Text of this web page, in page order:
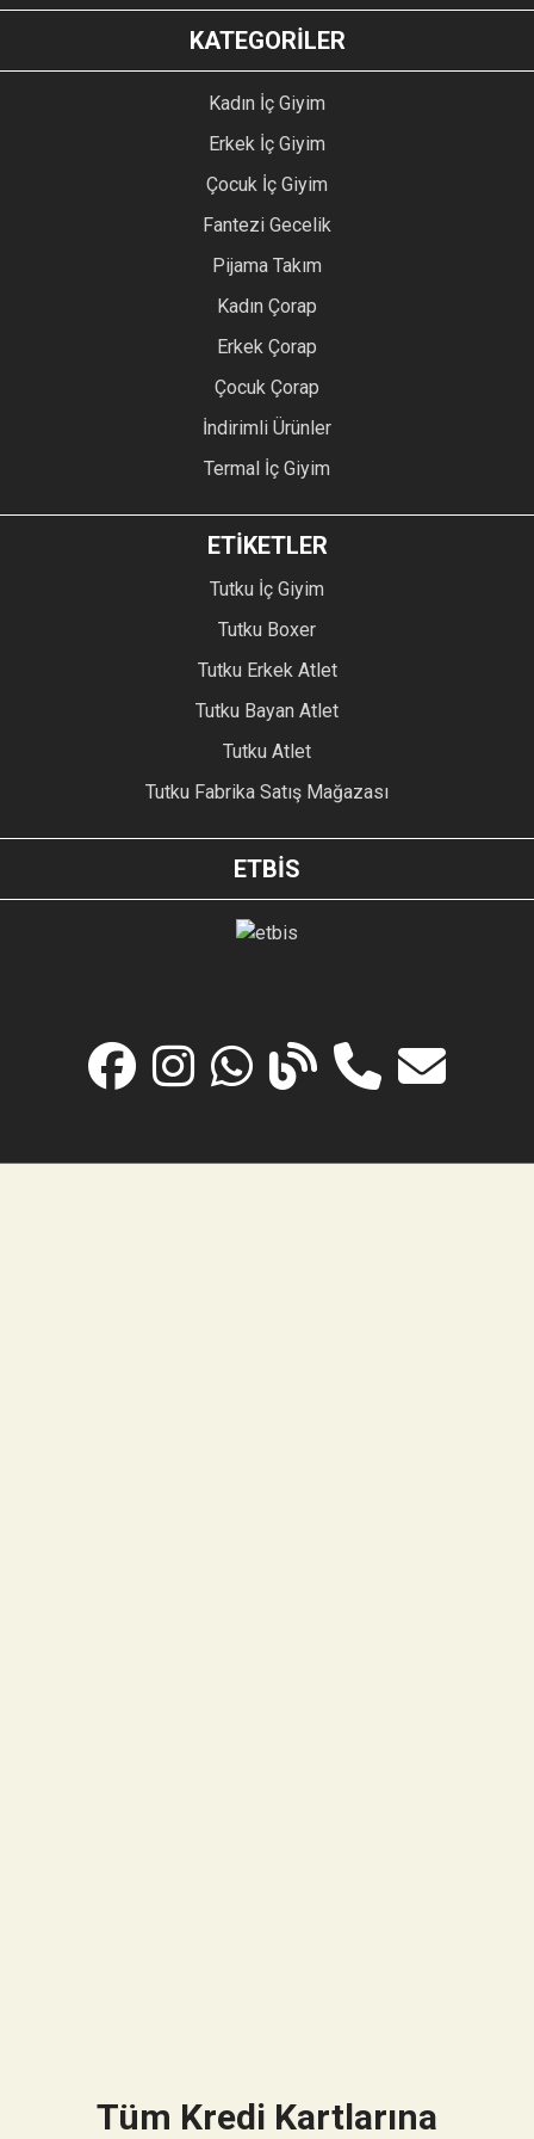
KATEGORİLER
Kadın İç Giyim
Erkek İç Giyim
Çocuk İç Giyim
Fantezi Gecelik
Pijama Takım
Kadın Çorap
Erkek Çorap
Çocuk Çorap
İndirimli Ürünler
Termal İç Giyim
ETİKETLER
Tutku İç Giyim
Tutku Boxer
Tutku Erkek Atlet
Tutku Bayan Atlet
Tutku Atlet
Tutku Fabrika Satış Mağazası
ETBİS
Tüm Kredi Kartlarına